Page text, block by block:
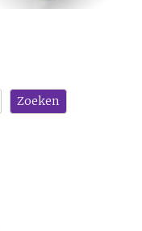
Zoeken